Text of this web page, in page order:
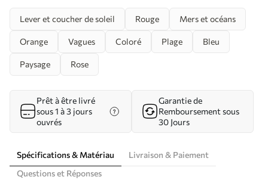
Lever et coucher de soleil Rouge Mers et océans
Orange Vagues Coloré Plage Bleu
Paysage Rose
Prêt à être livré
sous 1 à 3 jours
ouvrés
Garantie de
Remboursement sous
30 Jours
Spécifications & Matériau
Livraison & Paiement
Questions et Réponses